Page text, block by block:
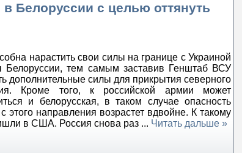
Белоруссии с целью оттянуть
нарастить свои силы на границе с Украиной
Белоруссии, тем самым заставив Генштаб ВСУ
дополнительные силы для прикрытия северного
Кроме того, к российской армии может
и белорусская, в таком случае опасность
этого направления возрастет вдвойне. К такому
в США. Россия снова раз ... Читать дальше »